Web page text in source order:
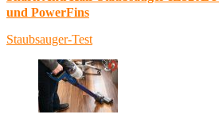
und PowerFins
Staubsauger-Test